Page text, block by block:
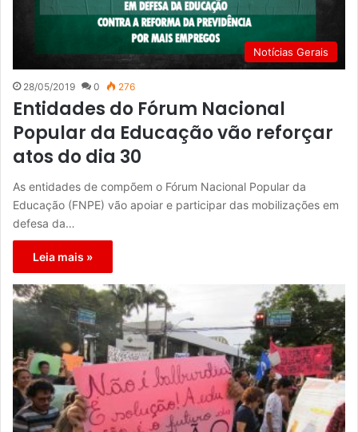
Notícias Gerais
28/05/2019 0 276
Entidades do Fórum Nacional
Popular da Educação vão reforçar
atos do dia 30
As entidades de compõem o Fórum Nacional Popular da
Educação (FNPE) vão apoiar e participar das mobilizações em
defesa da…
Leia mais »